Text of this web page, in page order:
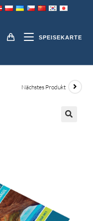
SPEISEKARTE
Nächstes Produkt